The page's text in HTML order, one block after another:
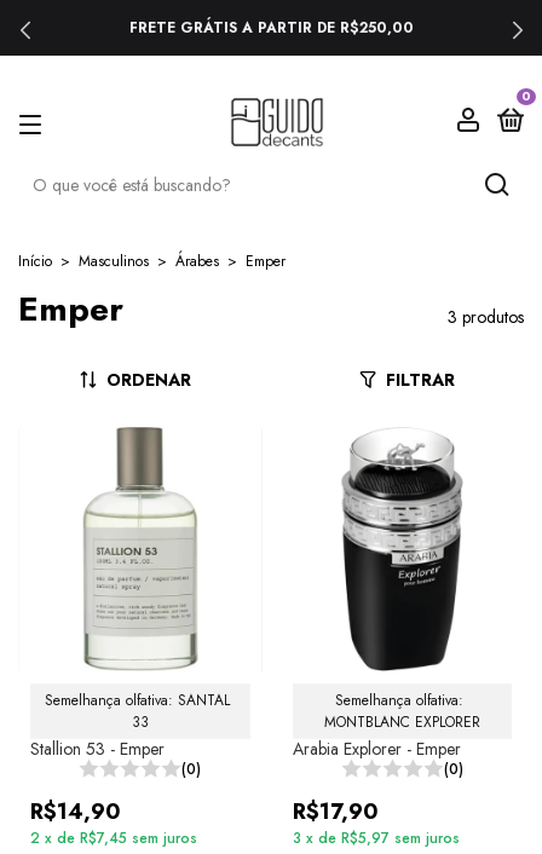
FRETE GRÁTIS A PARTIR DE R$250,00
0
Início > Masculinos > Árabes > Emper
Emper 3 produtos
ORDENAR FILTRAR
Semelhança olfativa: SANTAL
33
Stallion 53 - Emper
(0)
R$14,90
2 x de R$7,45 sem juros
Semelhança olfativa:
MONTBLANC EXPLORER
Arabia Explorer - Emper
(0)
R$17,90
3 x de R$5,97 sem juros